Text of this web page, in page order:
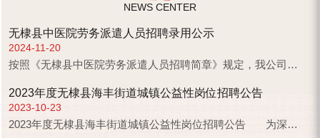
NEWS CENTER
无棣县中医院劳务派遣人员招聘录用公示
2024-11-20
按照《无棣县中医院劳务派遣人员招聘简章》规定，我公司于2024年11月14日依照规定程序，对应聘无棣县中医院救护车司机岗位劳务派遣人员进行了...
2023年度无棣县海丰街道城镇公益性岗位招聘公告
2023-10-23
2023年度无棣县海丰街道城镇公益性岗位招聘公告 为深入贯彻落实《山东省就业和农民工工作领导小组...